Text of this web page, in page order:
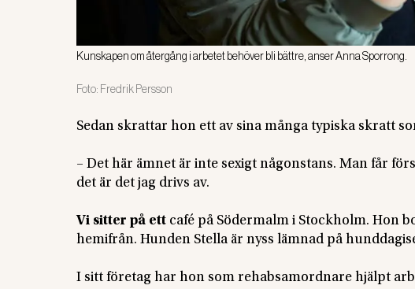
Kunskapen om återgång i arbetet behöver bli bättre, anser Anna Sporrong.
Foto: Fredrik Persson
Sedan skrattar hon ett av sina många typiska skratt
– Det här ämnet är inte sexigt någonstans. Man får
det är det jag drivs av.
Vi sitter på ett café på Södermalm i Stockholm. Hon
hemifrån. Hunden Stella är nyss lämnad på
I sitt företag har hon som rehabsamordnare hjälpt